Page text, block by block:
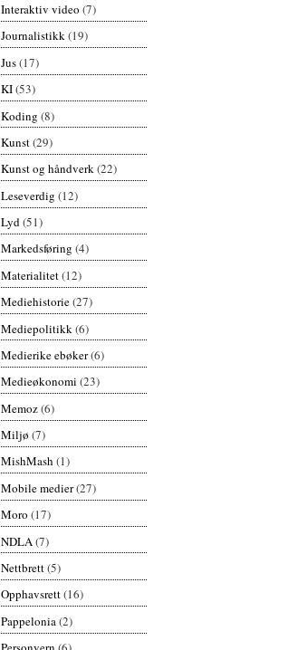
Interaktiv video (7)
Journalistikk(19)
Jus(17)
KI(53)
Koding (8)
Kunst(29)
Kunst og håndverk(22)
Leseverdig (12)
Lyd(51)
Markedsføring (4)
Materialitet(12)
Mediehistorie(27)
Mediepolitikk (6)
Medierike ebøker(6)
Medieøkonomi (23)
Memoz(6)
Miljø (7)
MishMash (1)
Mobile medier(27)
Moro (17)
NDLA (7)
Nettbrett(5)
Opphavsrett(16)
Pappelonia(2)